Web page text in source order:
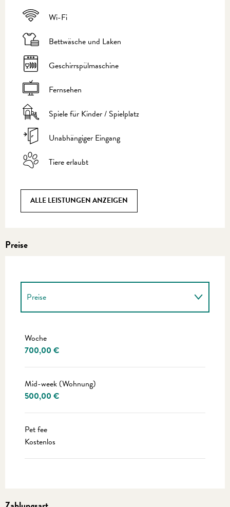
Wi-Fi
Bettwäsche und Laken
Geschirrspülmaschine
Fernsehen
Spiele für Kinder / Spielplatz
Unabhängiger Eingang
Tiere erlaubt
ALLE LEISTUNGEN ANZEIGEN
Preise
Preise
Woche
700,00 €
Mid-week (Wohnung)
500,00 €
Pet fee
Kostenlos